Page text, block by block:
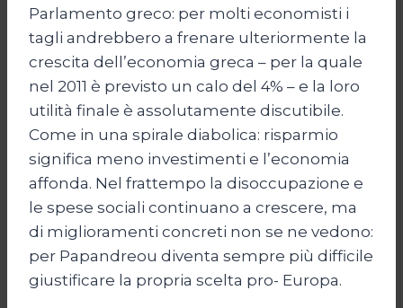
Parlamento greco: per molti economisti i
tagli andrebbero a frenare ulteriormente la
crescita dell’economia greca – per la quale
nel 2011 è previsto un calo del 4% – e la loro
utilità finale è assolutamente discutibile.
Come in una spirale diabolica: risparmio
significa meno investimenti e l’economia
affonda. Nel frattempo la disoccupazione e
le spese sociali continuano a crescere, ma
di miglioramenti concreti non se ne vedono:
per Papandreou diventa sempre più difficile
giustificare la propria scelta pro- Europa.